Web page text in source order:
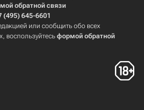
обратной связи
(495) 645-6601
или сообщить обо всех
воспользуйтесьформой обратной